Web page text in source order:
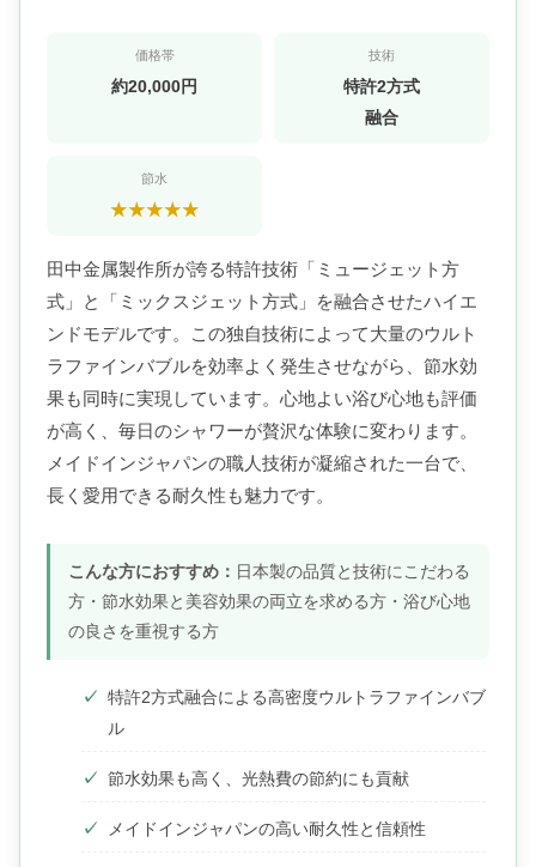
価格帯
約20,000円
技術
特許2方式
融合
節水
★★★★★
田中金属製作所が誇る特許技術「ミュージェット方
式」と「ミックスジェット方式」を融合させたハイエ
ンドモデルです。この独自技術によって大量のウルト
ラファインバブルを効率よく発生させながら、節水効
果も同時に実現しています。心地よい浴び心地も評価
が高く、毎日のシャワーが贅沢な体験に変わります。
メイドインジャパンの職人技術が凝縮された一台で、
長く愛用できる耐久性も魅力です。
こんな方におすすめ： 日本製の品質と技術にこだわる
方・節水効果と美容効果の両立を求める方・浴び心地
の良さを重視する方
特許2方式融合による高密度ウルトラファインバブ
ル
節水効果も高く、光熱費の節約にも貢献
メイドインジャパンの高い耐久性と信頼性